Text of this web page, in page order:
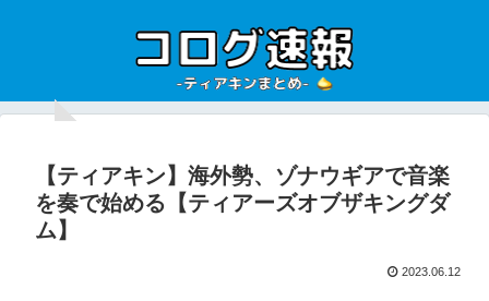
【ティアキン】海外勢、ゾナウギアで音楽
を奏で始める【ティアーズオブザキングダ
ム】
2023.06.12